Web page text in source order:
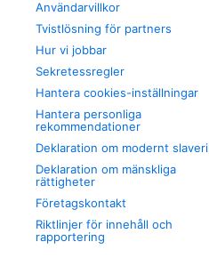
Användarvillkor
Tvistlösning för partners
Hur vi jobbar
Sekretessregler
Hantera cookies-inställningar
Hantera personliga
rekommendationer
Deklaration om modernt slaveri
Deklaration om mänskliga
rättigheter
Företagskontakt
Riktlinjer för innehåll och
rapportering